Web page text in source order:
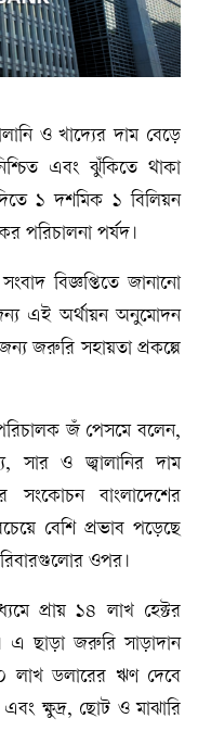
ও খাদ্যের দাম বেড়ে
এবং ঝুঁকিতে থাকা
১ দশমিক ১ বিলিয়ন
পরিচালনা পর্ষদ।
বিজ্ঞপ্তিতে জানানো
এই অর্থায়ন অনুমোদন
জরুরি সহায়তা প্রকল্পে
পরিচালক জঁ পেসমে বলেন,
সার ও জ্বালানির দাম
সংকোচন বাংলাদেশের
বেশি প্রভাব পড়েছে
ওপর।
প্রায় ১৪ লাখ হেক্টর
এ ছাড়া জরুরি সাড়াদান
ডলারের ঋণ দেবে
ক্ষুদ্র, ছোট ও মাঝারি